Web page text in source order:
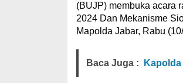
(BUJP) membuka acara
2024 Dan Mekanisme
Mapolda Jabar, Rabu
Baca Juga :